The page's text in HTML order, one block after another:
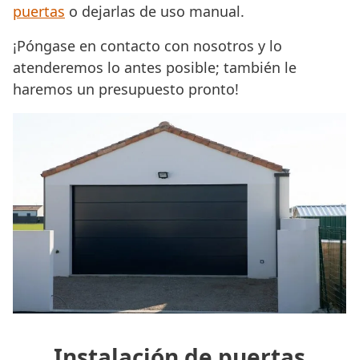
puertas o dejarlas de uso manual.
¡Póngase en contacto con nosotros y lo
atenderemos lo antes posible; también le
haremos un presupuesto pronto!